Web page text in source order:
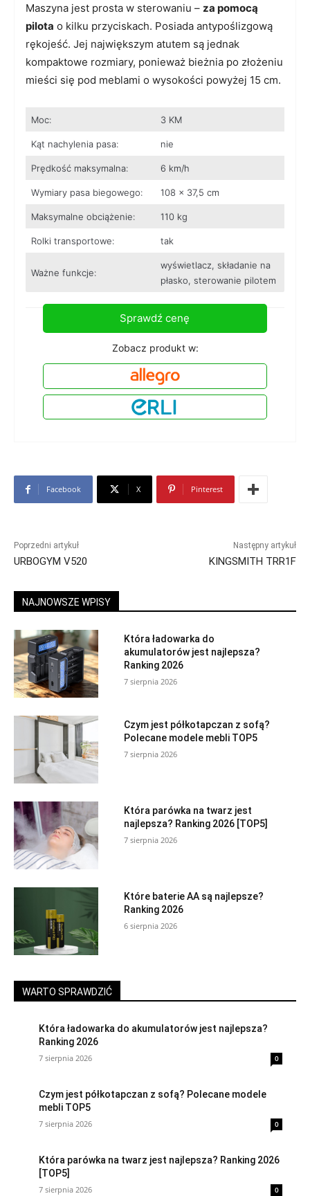
Maszyna jest prosta w sterowaniu – za pomocą
pilota o kilku przyciskach. Posiada antypoślizgową
rękojeść. Jej największym atutem są jednak
kompaktowe rozmiary, ponieważ bieżnia po złożeniu
mieści się pod meblami o wysokości powyżej 15 cm.
Moc: 3 KM
Kąt nachylenia pasa: nie
Prędkość maksymalna: 6 km/h
Wymiary pasa biegowego: 108 x 37,5 cm
Maksymalne obciążenie: 110 kg
Rolki transportowe: tak
Ważne funkcje:
wyświetlacz, składanie na
płasko, sterowanie pilotem
Sprawdź cenę
Zobacz produkt w:
Facebook X Pinterest
Poprzedni artykuł
URBOGYM V520
Następny artykuł
KINGSMITH TRR1F
NAJNOWSZE WPISY
Która ładowarka do
akumulatorów jest najlepsza?
Ranking 2026
7 sierpnia 2026
Czym jest półkotapczan z sofą?
Polecane modele mebli TOP5
7 sierpnia 2026
Która parówka na twarz jest
najlepsza? Ranking 2026 [TOP5]
7 sierpnia 2026
Które baterie AA są najlepsze?
Ranking 2026
6 sierpnia 2026
WARTO SPRAWDZIĆ
Która ładowarka do akumulatorów jest najlepsza?
Ranking 2026
7 sierpnia 2026 0
Czym jest półkotapczan z sofą? Polecane modele
mebli TOP5
7 sierpnia 2026 0
Która parówka na twarz jest najlepsza? Ranking 2026
[TOP5]
7 sierpnia 2026 0